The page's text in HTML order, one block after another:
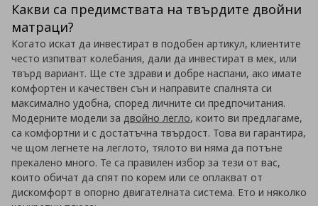
Какви са предимствата на твърдите двойни
матраци?
Когато искат да инвестират в подобен артикул, клиентите
често изпитват колебания, дали да инвестират в мек, или
твърд вариант. Ще сте здрави и добре наспани, ако имате
комфортен и качествен сън и направите спалнята си
максимално удобна, според личните си предпочитания.
Модерните модели за двойно легло, които ви предлагаме,
са комфортни и с достатъчна твърдост. Това ви гарантира,
че щом легнете на леглото, тялото ви няма да потъне
прекалено много. Те са правилен избор за тези от вас,
които обичат да спят по корем или се оплакват от
дискомфорт в опорно двигателната система. Ето и няколко